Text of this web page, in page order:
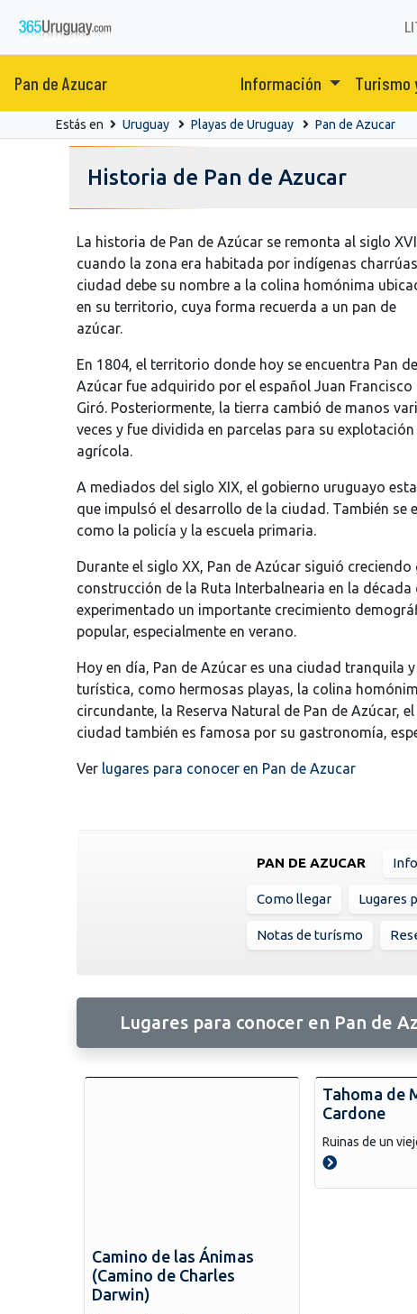
Pan de Azucar Información Turismo
Estás en Uruguay Playas de Uruguay Pan de Azucar
Historia de Pan de Azucar
La historia de Pan de Azúcar se remonta al siglo
cuando la zona era habitada por indígenas
ciudad debe su nombre a la colina homónima
en su territorio, cuya forma recuerda a un pan de
azúcar.
En 1804, el territorio donde hoy se encuentra Pan de
Azúcar fue adquirido por el español Juan Francisco
Giró. Posteriormente, la tierra cambió de manos
veces y fue dividida en parcelas para su explotación
agrícola.
A mediados del siglo XIX, el gobierno uruguayo
que impulsó el desarrollo de la ciudad. También
como la policía y la escuela primaria.
Durante el siglo XX, Pan de Azúcar siguió
construcción de la Ruta Interbalnearia en la
experimentado un importante crecimiento
popular, especialmente en verano.
Hoy en día, Pan de Azúcar es una ciudad tranquila
turística, como hermosas playas, la colina
circundante, la Reserva Natural de Pan de Azúcar,
ciudad también es famosa por su gastronomía,
Ver lugares para conocer en Pan de Azucar
PAN DE AZUCAR
Como llegar Lugares
Notas de turísmo
Lugares para conocer en Pan de
Camino de las Ánimas
(Camino de Charles
Darwin)
Tahoma de
Cardone
Ruinas de un